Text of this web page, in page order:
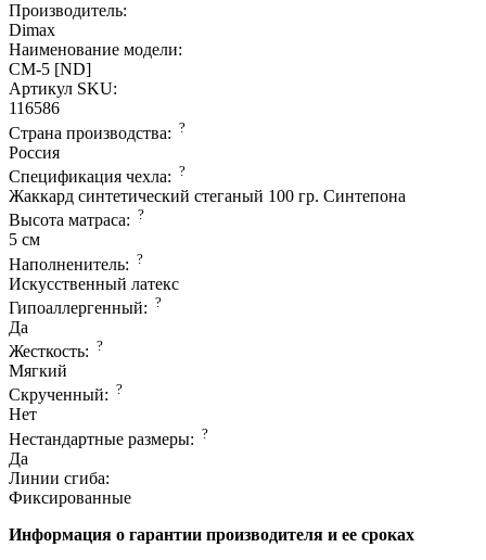
Производитель:
Dimax
Наименование модели:
СМ-5 [ND]
Артикул SKU:
116586
Страна производcтва: ?
Россия
Спецификация чехла: ?
Жаккард синтетический стеганый 100 гр. Синтепона
Высота матраса: ?
5 см
Наполненитель: ?
Искусственный латекс
Гипоаллергенный: ?
Да
Жесткость: ?
Мягкий
Скрученный: ?
Нет
Нестандартные размеры: ?
Да
Линии сгиба:
Фиксированные
Информация о гарантии производителя и ее сроках